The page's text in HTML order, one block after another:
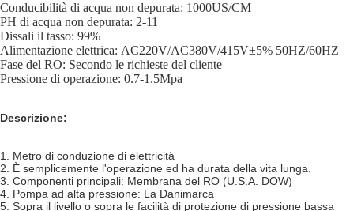
Conducibilità di acqua non depurata: 1000US/CM
PH di acqua non depurata: 2-11
Dissali il tasso: 99%
Alimentazione elettrica: AC220V/AC380V/415V±5% 50HZ/60HZ
Fase del RO: Secondo le richieste del cliente
Pressione di operazione: 0.7-1.5Mpa
Descrizione:
1. Metro di conduzione di elettricità
2. È semplicemente l'operazione ed ha durata della vita lunga.
3. Componenti principali: Membrana del RO (U.S.A. DOW)
4. Pompa ad alta pressione: La Danimarca
5. Sopra il livello o sopra le facilità di protezione di pressione bassa